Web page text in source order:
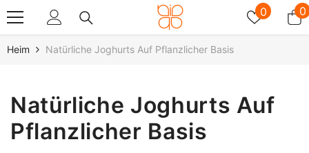
0 00
Heim Natürliche Joghurts Auf Pflanzlicher Basis
Natürliche Joghurts Auf
Pflanzlicher Basis